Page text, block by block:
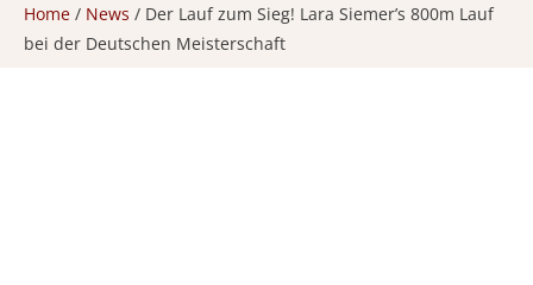
Home / News / Der Lauf zum Sieg! Lara Siemer’s 800m Lauf
bei der Deutschen Meisterschaft